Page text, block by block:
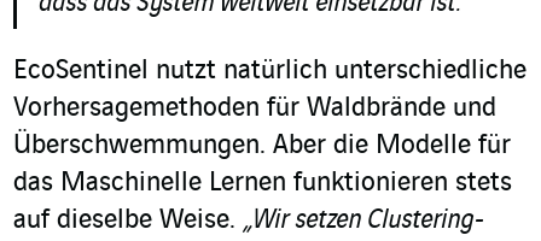
EcoSentinel nutzt natürlich unterschiedliche
Vorhersagemethoden für Waldbrände und
Überschwemmungen. Aber die Modelle für
das Maschinelle Lernen funktionieren stets
auf dieselbe Weise. „Wir setzen Clustering-